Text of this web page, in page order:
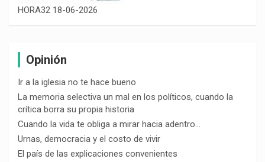
HORA32 18-06-2026
Opinión
Ir a la iglesia no te hace bueno
La memoria selectiva un mal en los políticos, cuando la
crítica borra su propia historia
Cuando la vida te obliga a mirar hacia adentro…
Urnas, democracia y el costo de vivir
El país de las explicaciones convenientes